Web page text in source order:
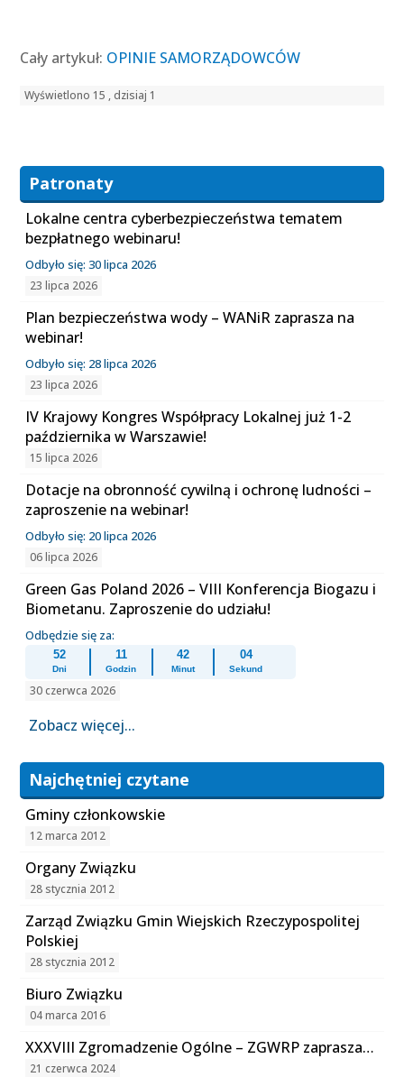
Cały artykuł: OPINIE SAMORZĄDOWCÓW
Wyświetlono 15 , dzisiaj 1
Patronaty
Lokalne centra cyberbezpieczeństwa tematem
bezpłatnego webinaru!
Odbyło się: 30 lipca 2026
23 lipca 2026
Plan bezpieczeństwa wody – WANiR zaprasza na
webinar!
Odbyło się: 28 lipca 2026
23 lipca 2026
IV Krajowy Kongres Współpracy Lokalnej już 1-2
października w Warszawie!
15 lipca 2026
Dotacje na obronność cywilną i ochronę ludności –
zaproszenie na webinar!
Odbyło się: 20 lipca 2026
06 lipca 2026
Green Gas Poland 2026 – VIII Konferencja Biogazu i
Biometanu. Zaproszenie do udziału!
Odbędzie się za:
52
Dni
11
Godzin
42
Minut
04
Sekund
30 czerwca 2026
Zobacz więcej...
Najchętniej czytane
Gminy członkowskie
12 marca 2012
Organy Związku
28 stycznia 2012
Zarząd Związku Gmin Wiejskich Rzeczypospolitej
Polskiej
28 stycznia 2012
Biuro Związku
04 marca 2016
XXXVIII Zgromadzenie Ogólne – ZGWRP zaprasza…
21 czerwca 2024